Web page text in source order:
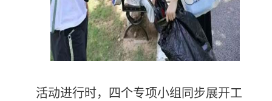
活动进行时，四个专项小组同步展开工